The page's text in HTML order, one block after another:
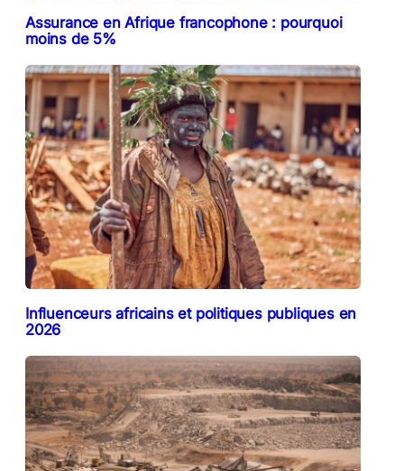
Assurance en Afrique francophone : pourquoi
moins de 5%
Influenceurs africains et politiques publiques en
2026